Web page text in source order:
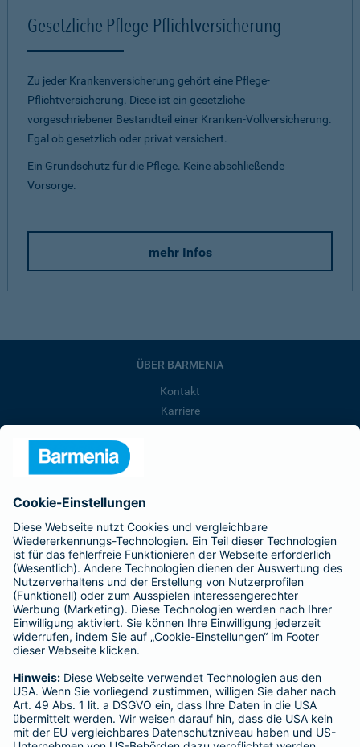
Gesetzliche Pflege-Pflichtversicherung
Zu jeder Krankenversicherung gehört eine Pflege-
Pflichtversicherung. Diese ist ein gesetzliche
vorgeschriebener Bestandteil einer Kranken-Vollversicherung.
Egal ob gesetzlich oder privat versichert.
Ein Grundschutz für die Pflege. Keine abschließende
Vorsorge.
mehr Infos
ÜBER BARMENIA
Kontakt
Karriere
Barmenia ist Teil der BarmeniaGothaer
BELIEBTE SEITEN
Kranken-Zusatzversicherung
Tierversicherungen
Haftpflichtversicherung
Hausratversicherung
Adresse ändern
Schaden melden
Kilometerstandsmeldung